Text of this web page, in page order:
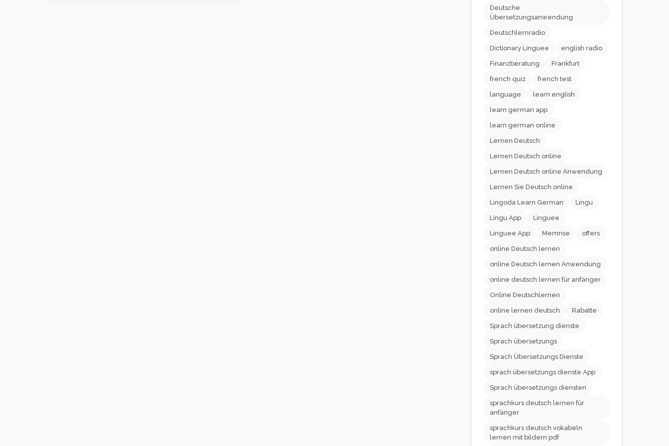
Deutsche
Übersetzungsanwendung
Deutschlernradio
Dictionary Linguee english radio
Finanzberatung Frankfurt
french quiz french test
language learn english
learn german app
learn german online
Lernen Deutsch
Lernen Deutsch online
Lernen Deutsch online Anwendung
Lernen Sie Deutsch online
Lingoda Learn German Lingu
Lingu App Linguee
Linguee App Memrise offers
online Deutsch lernen
online Deutsch lernen Anwendung
online deutsch lernen für anfänger
Online Deutschlernen
online lernen deutsch Rabatte
Sprach übersetzung dienste
Sprach übersetzungs
Sprach Übersetzungs Dienste
sprach übersetzungs dienste App
Sprach übersetzungs diensten
sprachkurs deutsch lernen für
anfänger
sprachkurs deutsch vokabeln
lernen mit bildern pdf